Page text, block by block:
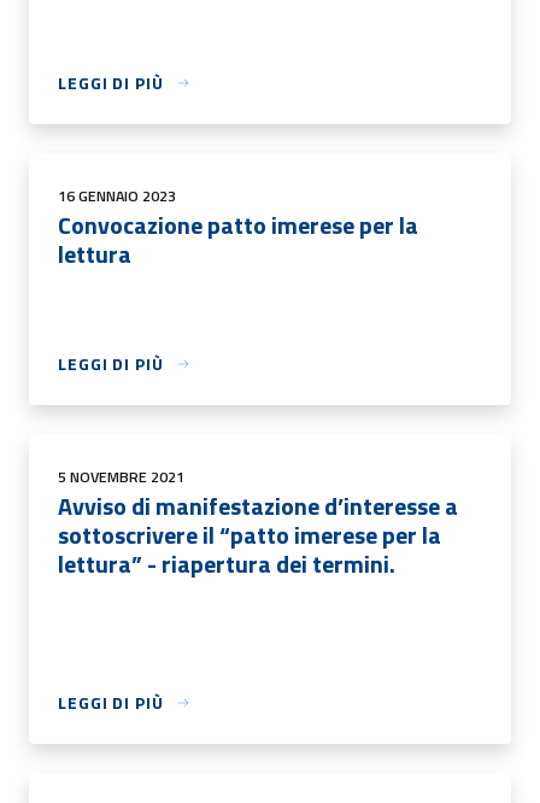
LEGGI DI PIÙ
16 GENNAIO 2023
Convocazione patto imerese per la
lettura
LEGGI DI PIÙ
5 NOVEMBRE 2021
Avviso di manifestazione d’interesse a
sottoscrivere il “patto imerese per la
lettura” - riapertura dei termini.
LEGGI DI PIÙ